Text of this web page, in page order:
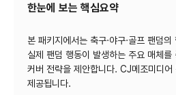
한눈에 보는 핵심요약
본 패키지에서는 축구·야구·골프 팬덤
실제 팬덤 행동이 발생하는 주요 매체
커버 전략을 제안합니다. CJ메조미디